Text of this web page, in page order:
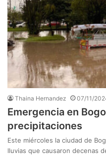
Thaina Hernandez 07/11/
Emergencia en
precipitaciones
Este miércoles la ciudad de
lluvias que causaron decenas